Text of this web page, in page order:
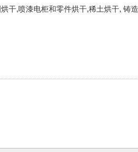
干,喷漆电柜和零件烘干,稀土烘干, 铸